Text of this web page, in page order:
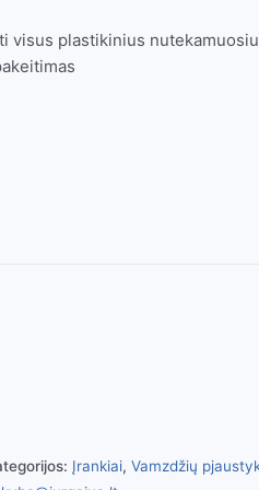
visus plastikinius
Įrankiai, Vamzdžių